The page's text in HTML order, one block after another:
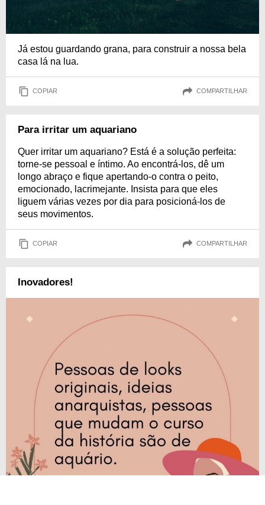
Já estou guardando grana, para construir a nossa bela
casa lá na lua.
COPIAR COMPARTILHAR
Para irritar um aquariano
Quer irritar um aquariano? Está é a solução perfeita:
torne-se pessoal e íntimo. Ao encontrá-los, dê um
longo abraço e fique apertando-o contra o peito,
emocionado, lacrimejante. Insista para que eles
liguem várias vezes por dia para posicioná-los de
seus movimentos.
COPIAR COMPARTILHAR
Inovadores!